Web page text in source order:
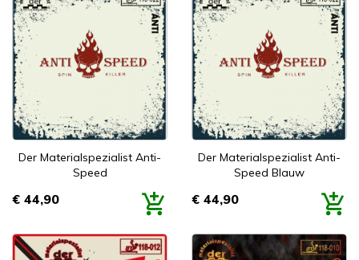
Der Materialspezialist Anti-
Speed
Prijs
€ 44,90
Der Materialspezialist Anti-
Speed Blauw
Prijs
€ 44,90